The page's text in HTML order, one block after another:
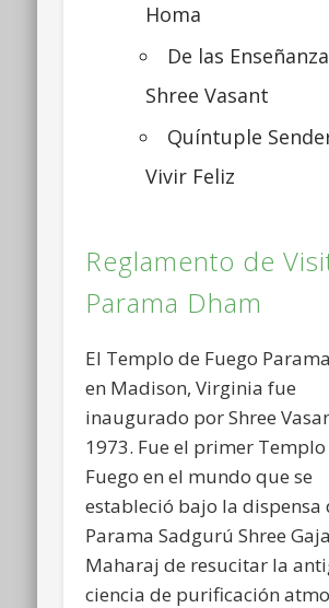
Homa
De las
Shree Vasant
Quíntuple
Vivir Feliz
Reglamento de
Parama Dham
El Templo de Fuego
en Madison, Virginia fue
inaugurado por Shree
1973. Fue el primer Templo
Fuego en el mundo que se
estableció bajo la dispensa
Parama Sadgurú Shree
Maharaj de resucitar la
ciencia de purificación